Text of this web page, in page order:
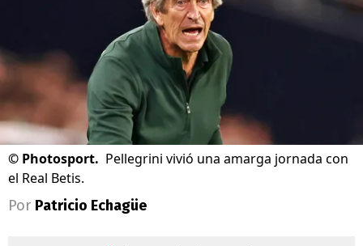
© Photosport. Pellegrini vivió una amarga jornada con
el Real Betis.
Por Patricio Echagüe